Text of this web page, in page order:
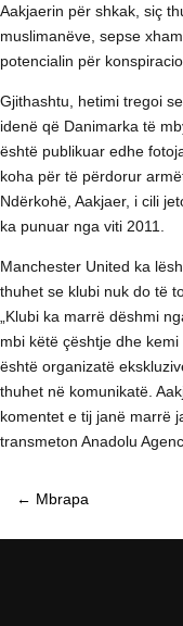
Aakjaerin për shkak, siç
muslimanëve, sepse
potencialin për
Gjithashtu, hetimi tregoi
idenë që Danimarka të
është publikuar edhe
koha për të përdorur
Ndërkohë, Aakjaer, i cili
ka punuar nga viti 2011.
Manchester United ka
thuhet se klubi nuk do të
„Klubi ka marrë dëshmi
mbi këtë çështje dhe
është organizatë
thuhet në komunikatë.
komentet e tij janë marrë
transmeton Anadolu
← Mbrapa